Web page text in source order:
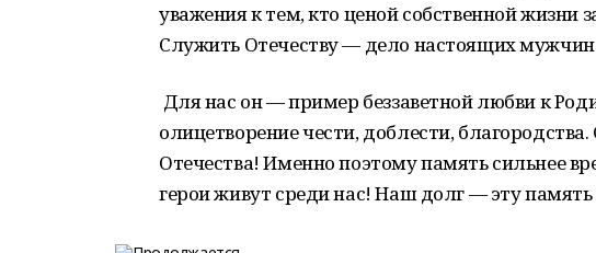
уважения к тем, кто ценой собственной
Служить Отечеству — дело настоящих
Для нас он — пример беззаветной любви к
олицетворение чести, доблести,
Отечества! Именно поэтому память сильнее
герои живут среди нас! Наш долг — эту память